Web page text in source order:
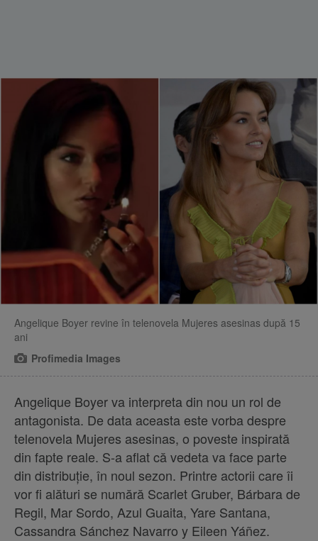
Angelique Boyer revine în telenovela Mujeres asesinas după 15
ani
Profimedia Images
Angelique Boyer va interpreta din nou un rol de
antagonista. De data aceasta este vorba despre
telenovela Mujeres asesinas, o poveste inspirată
din fapte reale. S-a aflat că vedeta va face parte
din distribuție, în noul sezon. Printre actorii care îi
vor fi alături se numără Scarlet Gruber, Bárbara de
Regil, Mar Sordo, Azul Guaita, Yare Santana,
Cassandra Sánchez Navarro y Eileen Yáñez.